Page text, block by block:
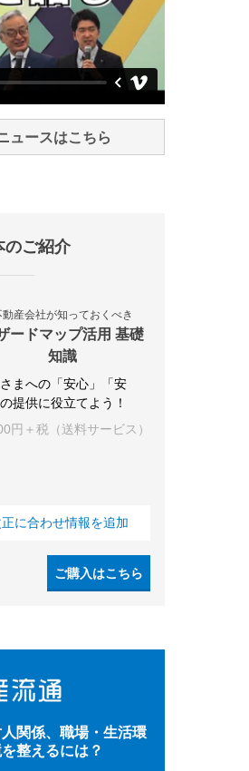
ュースはこちら
のご紹介
動産会社が知っておくべき
ードマップ活用 基礎
知識
まへの「安心」「安
提供に役立てよう！
円＋税（送料サービス）
に合わせ情報を追加
ご購入はこちら
関係、職場・生活環
整えるには？